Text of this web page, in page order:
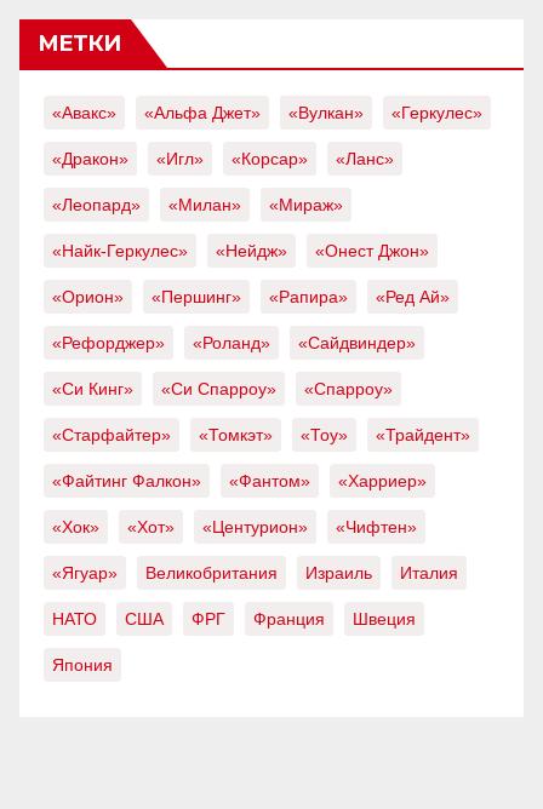
МЕТКИ
«Авакс» «Альфа Джет» «Вулкан» «Геркулес»
«Дракон» «Игл» «Корсар» «Ланс»
«Леопард» «Милан» «Мираж»
«Найк-Геркулес» «Нейдж» «Онест Джон»
«Орион» «Першинг» «Рапира» «Ред Ай»
«Рефорджер» «Роланд» «Сайдвиндер»
«Си Кинг» «Си Спарроу» «Спарроу»
«Старфайтер» «Томкэт» «Тоу» «Трайдент»
«Файтинг Фалкон» «Фантом» «Харриер»
«Хок» «Хот» «Центурион» «Чифтен»
«Ягуар» Великобритания Израиль Италия
НАТО США ФРГ Франция Швеция
Япония